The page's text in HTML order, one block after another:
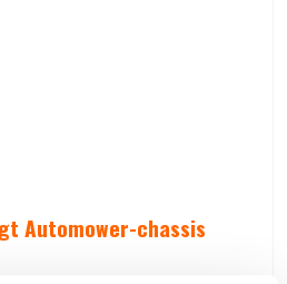
Automower-chassis